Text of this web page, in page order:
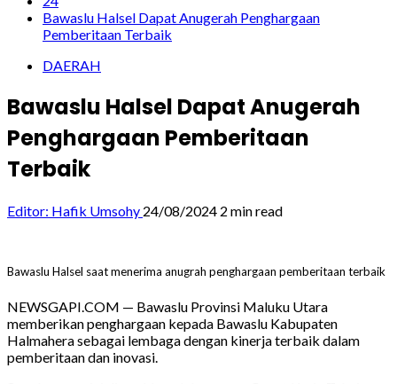
Bawaslu Halsel Dapat Anugerah Penghargaan
Pemberitaan Terbaik
DAERAH
Bawaslu Halsel Dapat Anugerah
Penghargaan Pemberitaan
Terbaik
Editor: Hafik Umsohy 24/08/2024 2 min read
Bawaslu Halsel saat menerima anugrah penghargaan pemberitaan terbaik
NEWSGAPI.COM — Bawaslu Provinsi Maluku Utara
memberikan penghargaan kepada Bawaslu Kabupaten
Halmahera sebagai lembaga dengan kinerja terbaik dalam
pemberitaan dan inovasi.